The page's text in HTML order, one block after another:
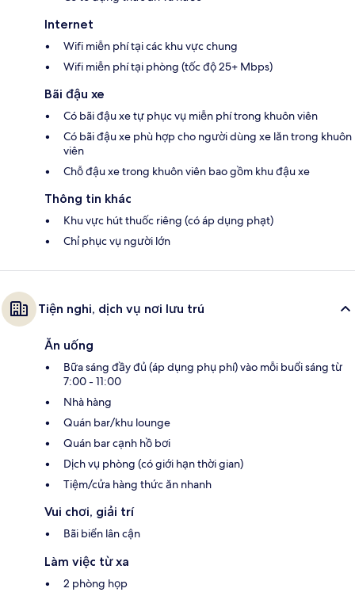
Internet
Wifi miễn phí tại các khu vực chung
Wifi miễn phí tại phòng (tốc độ 25+ Mbps)
Bãi đậu xe
Có bãi đậu xe tự phục vụ miễn phí trong khuôn viên
Có bãi đậu xe phù hợp cho người dùng xe lăn trong khuôn
viên
Chỗ đậu xe trong khuôn viên bao gồm khu đậu xe
Thông tin khác
Khu vực hút thuốc riêng (có áp dụng phạt)
Chỉ phục vụ người lớn
Tiện nghi, dịch vụ nơi lưu trú
Ăn uống
Bữa sáng đầy đủ (áp dụng phụ phí) vào mỗi buổi sáng từ
7:00 - 11:00
Nhà hàng
Quán bar/khu lounge
Quán bar cạnh hồ bơi
Dịch vụ phòng (có giới hạn thời gian)
Tiệm/cửa hàng thức ăn nhanh
Vui chơi, giải trí
Bãi biển lân cận
Làm việc từ xa
2 phòng họp